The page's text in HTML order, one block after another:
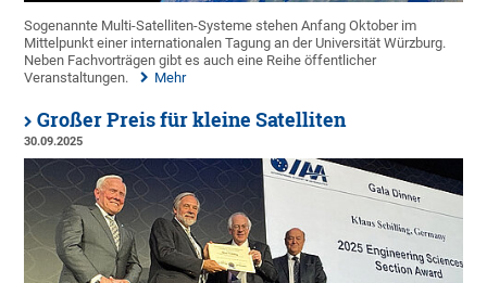
Sogenannte Multi-Satelliten-Systeme stehen Anfang Oktober im
Mittelpunkt einer internationalen Tagung an der Universität Würzburg.
Neben Fachvorträgen gibt es auch eine Reihe öffentlicher
Veranstaltungen.
Mehr
Großer Preis für kleine Satelliten
30.09.2025